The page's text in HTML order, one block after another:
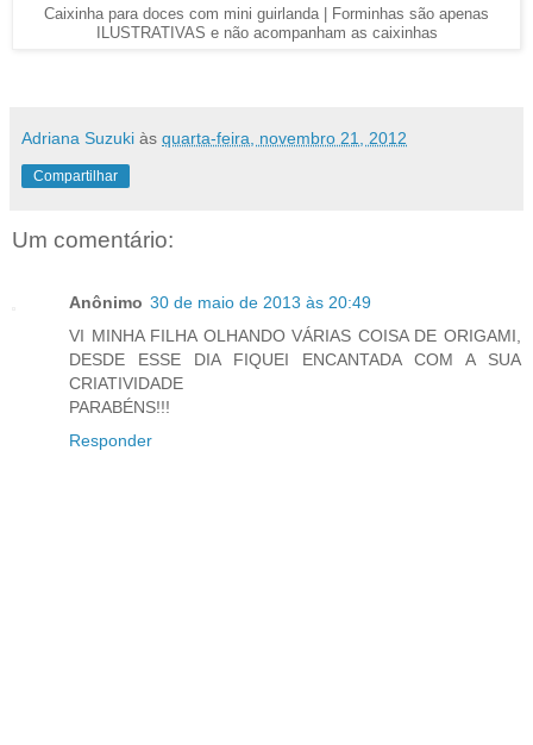
Caixinha para doces com mini guirlanda | Forminhas são apenas
ILUSTRATIVAS e não acompanham as caixinhas
Adriana Suzuki às quarta-feira, novembro 21, 2012
Compartilhar
Um comentário:
Anônimo 30 de maio de 2013 às 20:49
VI MINHA FILHA OLHANDO VÁRIAS COISA DE ORIGAMI,
DESDE ESSE DIA FIQUEI ENCANTADA COM A SUA
CRIATIVIDADE
PARABÉNS!!!
Responder